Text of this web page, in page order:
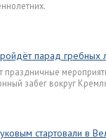
парад гребных
праздничные
забег вокруг
стартовали в